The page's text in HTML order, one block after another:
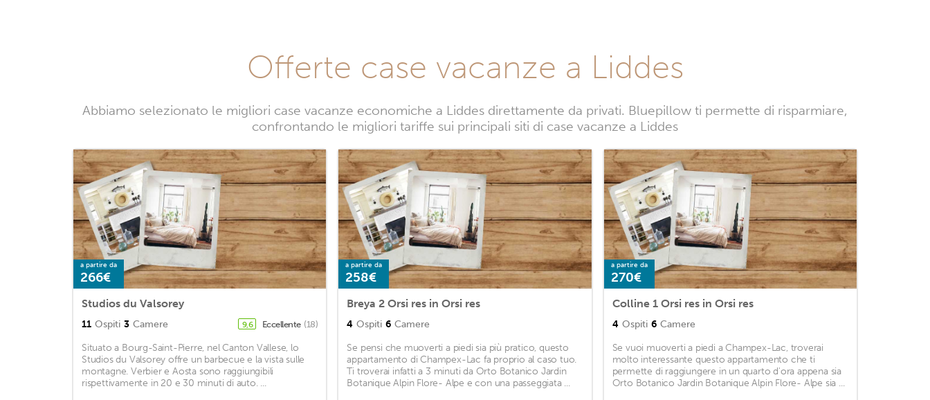
Offerte case vacanze a Liddes
Abbiamo selezionato le migliori case vacanze economiche a Liddes direttamente da privati. Bluepillow ti permette di risparmiare,
confrontando le migliori tariffe sui principali siti di case vacanze a Liddes
a partire da
266€
Studios du Valsorey
11 Ospiti 3 Camere 9,6 Eccellente (18)
Situato a Bourg-Saint-Pierre, nel Canton Vallese, lo
Studios du Valsorey offre un barbecue e la vista sulle
montagne. Verbier e Aosta sono raggiungibili
rispettivamente in 20 e 30 minuti di auto. ...
a partire da
258€
Breya 2 Orsi res in Orsi res
4 Ospiti 6 Camere
Se pensi che muoverti a piedi sia più pratico, questo
appartamento di Champex-Lac fa proprio al caso tuo.
Ti troverai infatti a 3 minuti da Orto Botanico Jardin
Botanique Alpin Flore- Alpe e con una passeggiata ...
a partire da
270€
Colline 1 Orsi res in Orsi res
4 Ospiti 6 Camere
Se vuoi muoverti a piedi a Champex-Lac, troverai
molto interessante questo appartamento che ti
permette di raggiungere in un quarto d'ora appena sia
Orto Botanico Jardin Botanique Alpin Flore- Alpe sia ...